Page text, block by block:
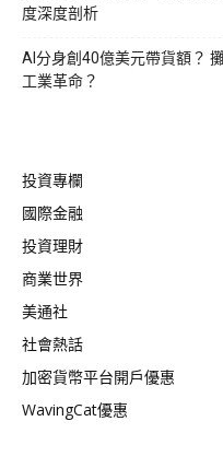
度深度剖析
AI分身創40億美元帶貨額？
工業革命？
投資專欄
國際金融
投資理財
商業世界
美通社
社會熱話
加密貨幣平台開戶優惠
WavingCat優惠